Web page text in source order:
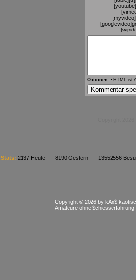
Optionen: • HTML ist
Stats: 2137 Heute 8190 Gestern 13552556
Copyright © 2026 by kAo$
Amateure ohne $chiesserfahrung